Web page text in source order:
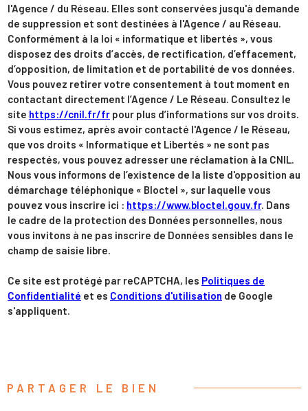
l'Agence / du Réseau. Elles sont conservées jusqu'à demande
de suppression et sont destinées à l'Agence / au Réseau.
Conformément à la loi « informatique et libertés », vous
disposez des droits d’accès, de rectification, d’effacement,
d’opposition, de limitation et de portabilité de vos données.
Vous pouvez retirer votre consentement à tout moment en
contactant directement l’Agence / Le Réseau. Consultez le
site https://cnil.fr/fr pour plus d’informations sur vos droits.
Si vous estimez, après avoir contacté l'Agence / le Réseau,
que vos droits « Informatique et Libertés » ne sont pas
respectés, vous pouvez adresser une réclamation à la CNIL.
Nous vous informons de l’existence de la liste d'opposition au
démarchage téléphonique « Bloctel », sur laquelle vous
pouvez vous inscrire ici : https://www.bloctel.gouv.fr. Dans
le cadre de la protection des Données personnelles, nous
vous invitons à ne pas inscrire de Données sensibles dans le
champ de saisie libre.
Ce site est protégé par reCAPTCHA, les Politiques de
Confidentialité et es Conditions d'utilisation de Google
s'appliquent.
PARTAGER LE BIEN